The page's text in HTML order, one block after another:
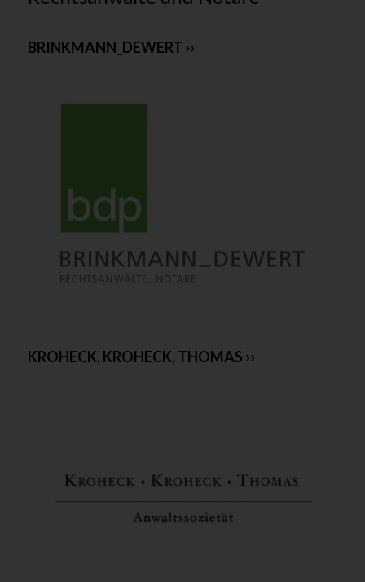
BRINKMANN_DEWERT ››
KROHECK, KROHECK, THOMAS ››